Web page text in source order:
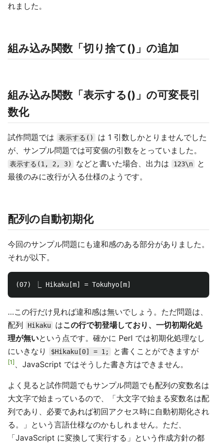
れました。
組み込み関数「切り捨て()」の追加
組み込み関数「表示する()」の可変長引
数化
試作問題では 表示する()
は 1 引数しかとりませんでした
が、サンプル問題では可変個の引数をとっていました。
表示する(1, 2, 3) などと書いた場合、出力は 123\n
と
最後のみに改行が入る仕様のようです。
配列の自動初期化
今回のサンプル問題にも違和感のある部分がありました。
それが以下。
…この行だけ見れば違和感は無いでしょう。ただ問題は、
配列
Hikaku はこの行で初登場しており、一切初期化処
理が無いという点です。確かに Perl では初期化処理なし
にいきなり
$Hikaku[0] = 1; と書くことができますが
1 、JavaScript ではそうした書き方はできません。
よく見ると試作問題でもサンプル問題でも配列の変数名は
大文字で始まっているので、「大文字で始まる変数名は配
列であり、必要であれば初回アクセス時に自動初期化され
る。」という言語仕様なのかもしれません。ただ、
「JavaScript に変換して実行する」という作成方針の都